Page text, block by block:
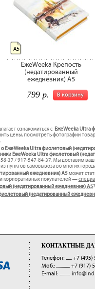
ЕжеWeeka Крепость
(недатированный
ежедневник) A5
В корзину
799 р.
А5
ознакомиться с ЕжеWeeka Ultra
цены, посмотреть фотографии
о ЕжеWeeka Ultra фиолетовый
ЕжеWeeka Ultra фиолетовый
37 / 917-547-84-37. Мы доставим
пунктов самовывоза во многих
ежедневник) A5может
корпоративных покупателей —
(недатированный ежедневник) A5?
фиолетовый (недатированный
КОНТАКТНЫЕ
Телефон: ...... +7 (495)
Моб.: .............. +7 (917)
E-mail: ...........